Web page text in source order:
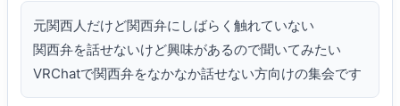
元関西人だけど関西弁にしばらく触れていない
関西弁を話せないけど興味があるので聞いてみたい
VRChatで関西弁をなかなか話せない方向けの集会です